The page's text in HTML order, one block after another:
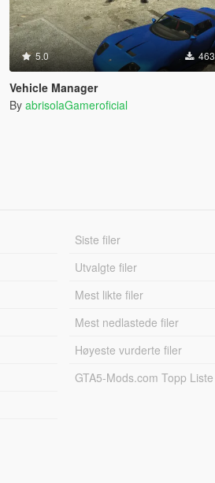
5.0 463
Vehicle Manager
By abrisolaGameroficial
Siste filer
Utvalgte filer
Mest likte filer
Mest nedlastede filer
Høyeste vurderte filer
GTA5-Mods.com Topp Liste